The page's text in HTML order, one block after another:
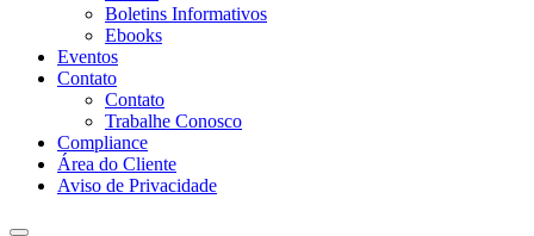
Boletins Informativos
Ebooks
Eventos
Contato
Contato
Trabalhe Conosco
Compliance
Área do Cliente
Aviso de Privacidade